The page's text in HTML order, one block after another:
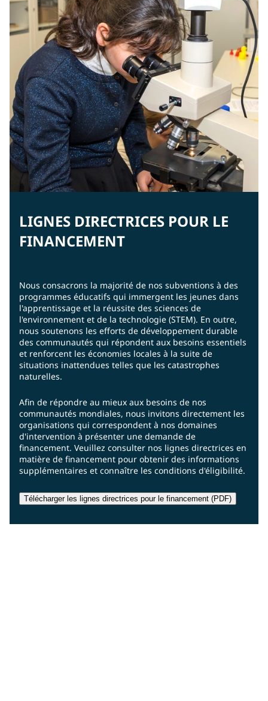
LIGNES DIRECTRICES POUR LE
FINANCEMENT
Nous consacrons la majorité de nos subventions à des
programmes éducatifs qui immergent les jeunes dans
l'apprentissage et la réussite des sciences de
l'environnement et de la technologie (STEM). En outre,
nous soutenons les efforts de développement durable
des communautés qui répondent aux besoins essentiels
et renforcent les économies locales à la suite de
situations inattendues telles que les catastrophes
naturelles.
Afin de répondre au mieux aux besoins de nos
communautés mondiales, nous invitons directement les
organisations qui correspondent à nos domaines
d'intervention à présenter une demande de
financement. Veuillez consulter nos lignes directrices en
matière de financement pour obtenir des informations
supplémentaires et connaître les conditions d'éligibilité.
Télécharger les lignes directrices pour le financement (PDF)